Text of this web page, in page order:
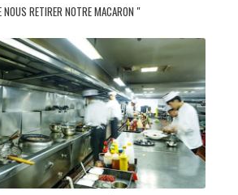
NOUS RETIRER NOTRE MACARON "